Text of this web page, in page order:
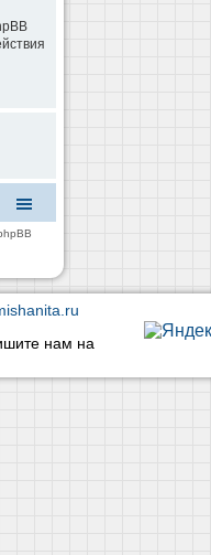
нам на